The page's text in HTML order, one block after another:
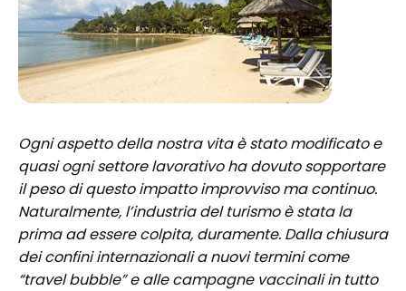
Ogni aspetto della nostra vita è stato modificato e
quasi ogni settore lavorativo ha dovuto sopportare
il peso di questo impatto improvviso ma continuo.
Naturalmente, l’industria del turismo è stata la
prima ad essere colpita, duramente. Dalla chiusura
dei confini internazionali a nuovi termini come
“travel bubble” e alle campagne vaccinali in tutto